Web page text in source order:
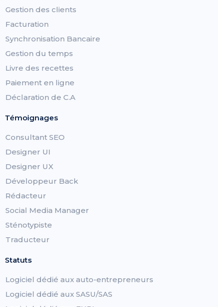
Gestion des clients
Facturation
Synchronisation Bancaire
Gestion du temps
Livre des recettes
Paiement en ligne
Déclaration de C.A
Témoignages
Consultant SEO
Designer UI
Designer UX
Développeur Back
Rédacteur
Social Media Manager
Sténotypiste
Traducteur
Statuts
Logiciel dédié aux auto-entrepreneurs
Logiciel dédié aux SASU/SAS